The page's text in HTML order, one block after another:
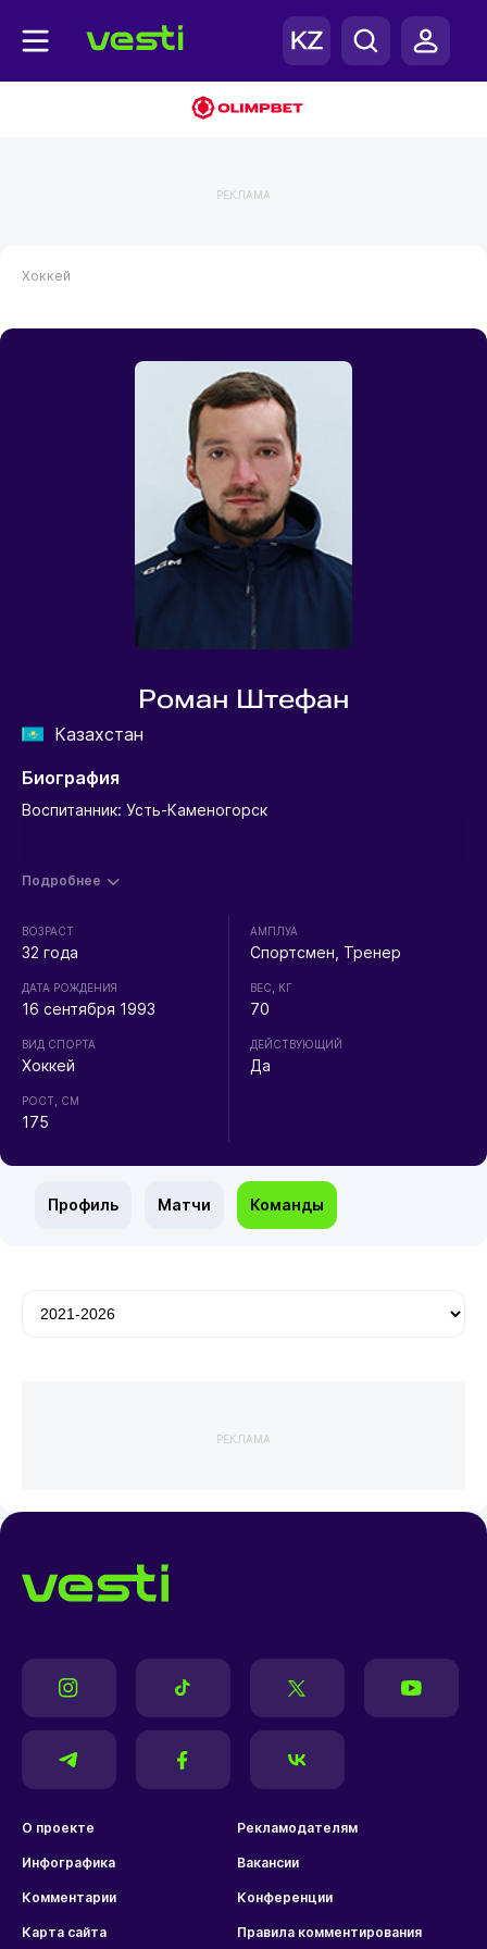
РЕКЛАМА
Хоккей
Роман Штефан
Казахстан
Биография
Воспитанник: Усть-Каменогорск
Подробнее
ВОЗРАСТ
32 года
ДАТА РОЖДЕНИЯ
16 сентября 1993
ВИД СПОРТА
Хоккей
РОСТ, СМ
175
АМПЛУА
Спортсмен, Тренер
ВЕС, КГ
70
ДЕЙСТВУЮЩИЙ
Да
Профиль Матчи Команды
РЕКЛАМА
О проекте Рекламодателям
Инфографика Вакансии
Комментарии Конференции
Карта сайта Правила комментирования